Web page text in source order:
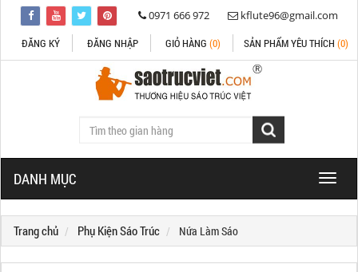
0971 666 972
kflute96@gmail.com
ĐĂNG KÝ
ĐĂNG NHẬP GIỎ HÀNG (0) SẢN PHẨM YÊU THÍCH (0)
DANH MỤC
Toggle
Trang chủ Phụ Kiện Sáo Trúc Nứa Làm Sáo